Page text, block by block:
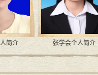
简介 张学会个人简介